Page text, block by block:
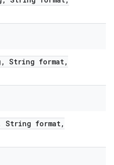
, String format,
String format,